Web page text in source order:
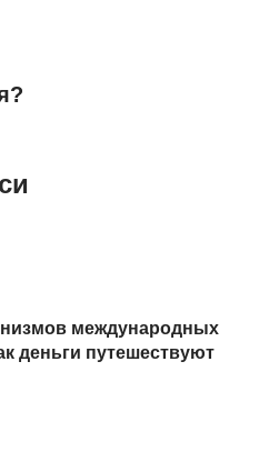
международных
деньги путешествуют